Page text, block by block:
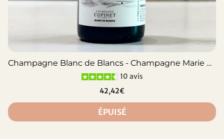
Champagne Blanc de Blancs - Champagne Marie Copinet
10 avis
42,42€
ÉPUISÉ